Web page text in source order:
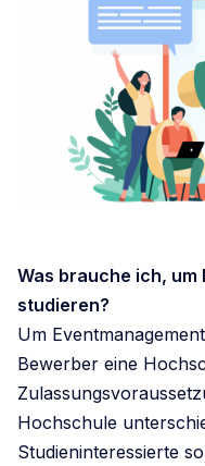
Was brauche ich, um
studieren?
Um
Bewerber eine
Hochschule
Studieninteressierte